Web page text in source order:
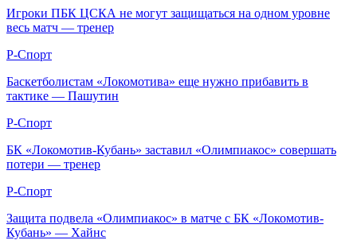
Игроки ПБК ЦСКА не могут защищаться на одном уровне
весь матч — тренер
Р-Спорт
Баскетболистам «Локомотива» еще нужно прибавить в
тактике — Пашутин
Р-Спорт
БК «Локомотив-Кубань» заставил «Олимпиакос» совершать
потери — тренер
Р-Спорт
Защита подвела «Олимпиакос» в матче с БК «Локомотив-
Кубань» — Хайнс